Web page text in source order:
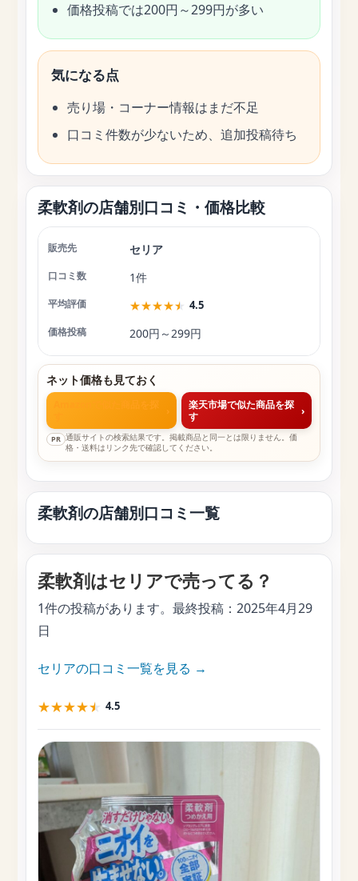
価格投稿では200円～299円が多い
気になる点
売り場・コーナー情報はまだ不足
口コミ件数が少ないため、追加投稿待ち
柔軟剤の店舗別口コミ・価格比較
店舗 口コミ数 平均評価
セリア
1件
★★★★★ 4.5
200円～299円
ネット価格も見ておく
›
楽天市場で似た商品を探
す
›
PR 通販サイトの検索結果です。掲載商品と同一とは限りません。価
格・送料はリンク先で確認してください。
柔軟剤の店舗別口コミ一覧
柔軟剤はセリアで売ってる？
1件の投稿があります。最終投稿： 2025年4月29
日
セリアの口コミ一覧を見る →
★★★★★ 4.5